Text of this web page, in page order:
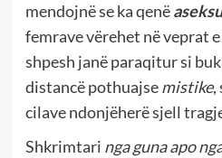
mendojnë se ka qenë
femrave vërehet në veprat
shpesh janë paraqitur si
distancë pothuajsemistike,
cilave ndonjëherë sjell
Shkrimtari nga guna apo